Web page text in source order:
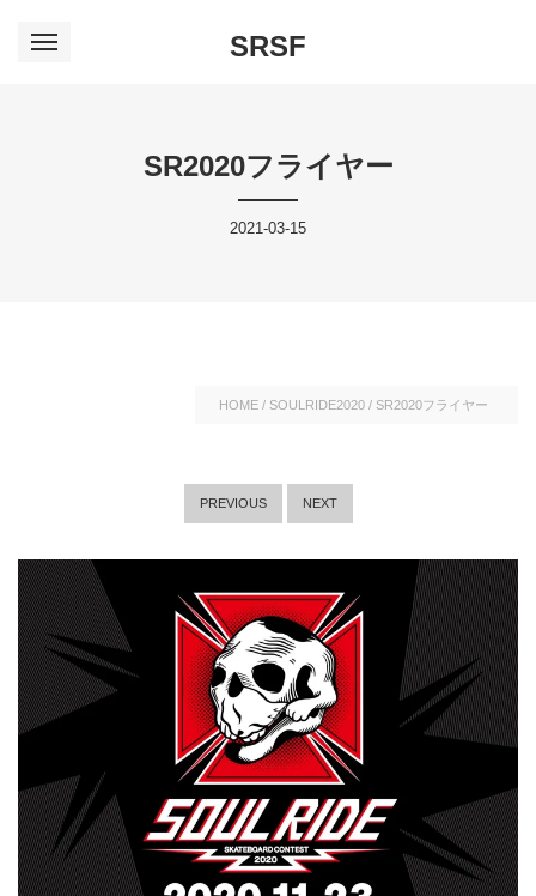
SRSF
SR2020フライヤー
2021-03-15
HOME / SOULRIDE2020 / SR2020フライヤー
PREVIOUS NEXT